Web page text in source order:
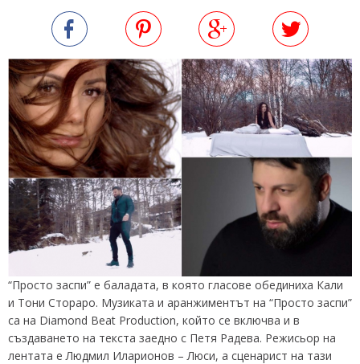
“Просто заспи” е баладата, в която гласове обединиха Кали
и Тони Стораро. Музиката и аранжиментът на “Просто заспи”
са на Diamond Beat Production, който се включва и в
създаването на текста заедно с Петя Радева. Режисьор на
лентата е Людмил Иларионов – Люси, а сценарист на тази